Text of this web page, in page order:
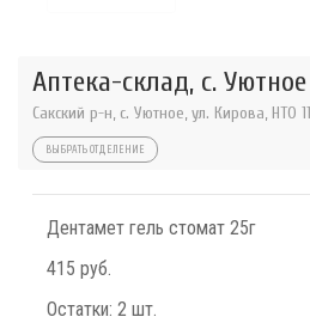
Аптека-склад, с. Уютное
Сакский р-н, с. Уютное, ул. Кирова, НТО 11
ВЫБРАТЬ ОТДЕЛЕНИЕ
Дентамет гель стомат 25г
415 руб.
Остатки: 2 шт.